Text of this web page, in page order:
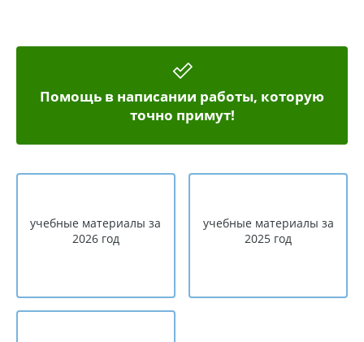
Помощь в написании работы, которую
точно примут!
учебные материалы за
2026 год
учебные материалы за
2025 год